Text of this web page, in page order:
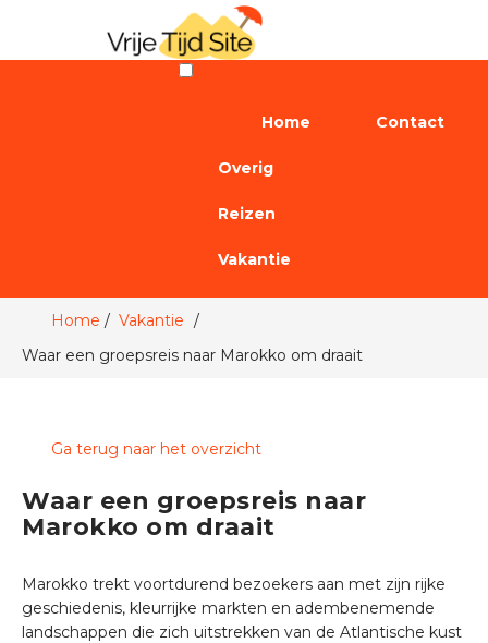
Home Contact
Overig
Reizen
Vakantie
Home
Vakantie
Waar een groepsreis naar Marokko om draait
Ga terug naar het overzicht
Waar een groepsreis naar
Marokko om draait
Marokko trekt voortdurend bezoekers aan met zijn rijke
geschiedenis, kleurrijke markten en adembenemende
landschappen die zich uitstrekken van de Atlantische kust